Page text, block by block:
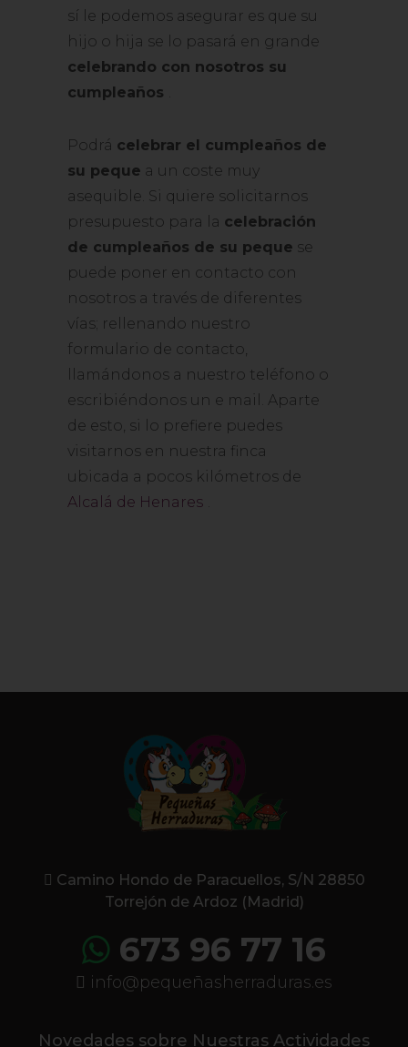
sí le podemos asegurar es que su
hijo o hija se lo pasará en grande
celebrando con nosotros su
cumpleaños
Podrá celebrar el cumpleaños de
su peque a un coste muy
asequible. Si quiere solicitarnos
presupuesto para la celebración
de cumpleaños de su peque se
puede poner en contacto con
nosotros a través de diferentes
vías; rellenando nuestro
formulario de contacto,
llamándonos a nuestro teléfono o
escribiéndonos un e mail. Aparte
de esto, si lo prefiere puedes
visitarnos en nuestra finca
ubicada a pocos kilómetros de
Alcalá de Henares
Camino Hondo de Paracuellos, S/N 28850
Torrejón de Ardoz (Madrid)
673 96 77 16
info@pequeñasherraduras.es
Novedades sobre Nuestras Actividades